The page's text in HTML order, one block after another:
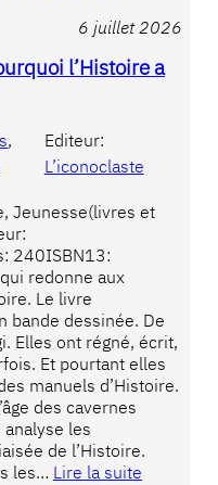
6 juillet 2026
l’Histoire a
Editeur:
L’iconoclaste
Jeunesse(livres et
240ISBN13:
redonne aux
Le livre
bande dessinée. De
Elles ont régné, écrit,
Et pourtant elles
manuels d’Histoire.
des cavernes
analyse les
de l’Histoire.
les… Lire la suite